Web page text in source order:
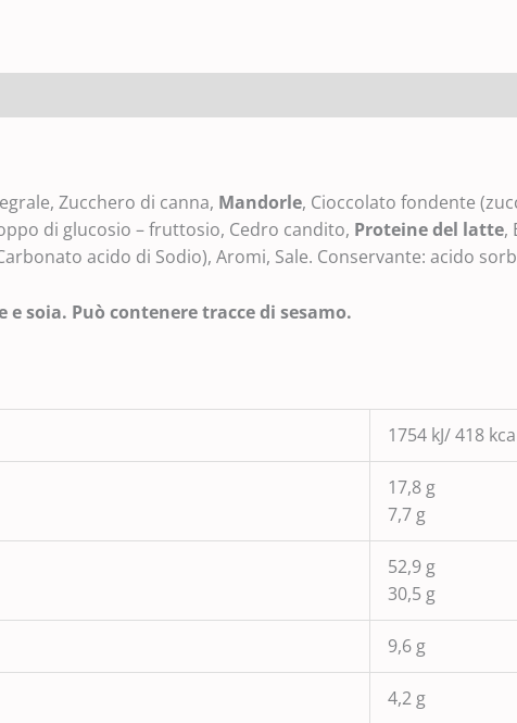
Zucchero di canna, Mandorle, Cioccolato fondente
di glucosio – fruttosio, Cedro candito, Proteine del latte,
acido di Sodio), Aromi, Sale. Conservante: acido
soia. Può contenere tracce di sesamo.
1754 kJ/ 418
17,8 g
7,7 g
52,9 g
30,5 g
9,6 g
4,2 g